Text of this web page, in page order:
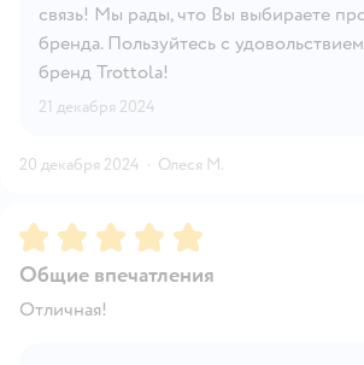
связь! Мы рады, что Вы выбираете
бренда. Пользуйтесь с
бренд Trottola!
21 декабря 2024
20 декабря 2024 · Олеся М.
Рейтинг:5
Общие впечатления
Отличная!